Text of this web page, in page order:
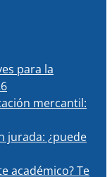
para la
mercantil:
jurada: ¿puede
académico? Te